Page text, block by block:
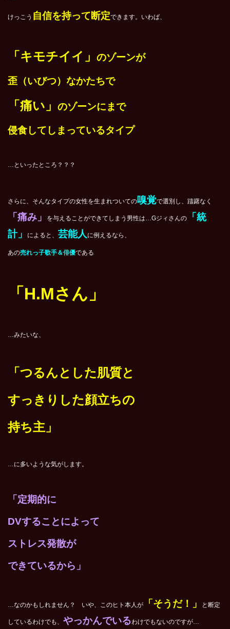
けっこう 自信を持って断定できます。いわば、
「キモチイイ」 のゾーンが
歪（いびつ）なかたちで
「痛い」 のゾーンにまで
侵食してしまっているタイプ
…といったところ？？？
さらに、そんなタイプの女性を生まれついての嗅覚で選別し、躊躇なく
「痛み」 を与えることができてしまう男性は…Gジィさんの
「統
計」
によると、 芸能人に例えるなら、
あの売れっ子歌手＆俳優である
「H.Mさん」
…みたいな、
「つるんとした肌質と
すっきりした顔立ちの
持ち主」
…に多いような気がします。
「定期的に
DVすることによって
ストレス発散が
できているから」
…なのかもしれません？ いや、このヒト本人が 「そうだ！」 と断定
しているわけでも、 やっかんでいるわけでもないのですが…